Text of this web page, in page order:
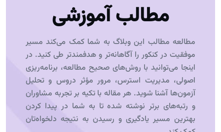
مطالب آموزشی
مطالعه مطالب این وبلاگ به شما کمک می‌کند مسیر
موفقیت در کنکور را آگاهانه‌تر و هدفمندتر طی کنید. در
اینجا می‌توانید با روش‌های صحیح مطالعه، برنامه‌ریزی
اصولی، مدیریت استرس، مرور مؤثر دروس و تحلیل
آزمون‌ها آشنا شوید. هر مقاله با تکیه بر تجربه مشاوران
و رتبه‌های برتر نوشته شده تا به شما در پیدا کردن
بهترین مسیر یادگیری و رسیدن به نتیجه دلخواه‌تان